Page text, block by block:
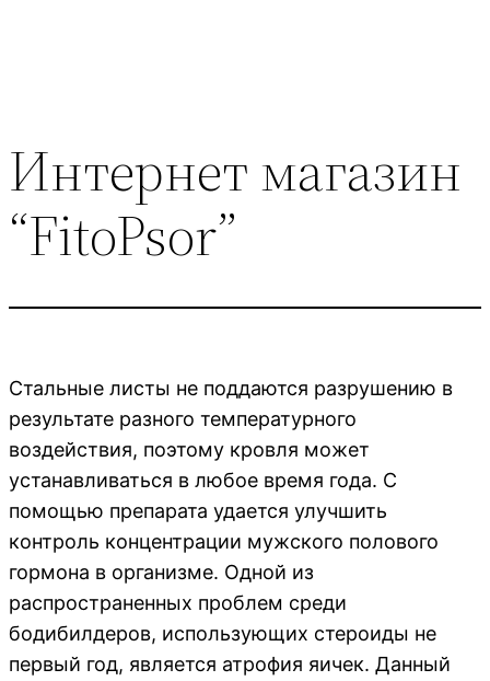
Интернет магазин
“FitoPsor”
Стальные листы не поддаются разрушению в
результате разного температурного
воздействия, поэтому кровля может
устанавливаться в любое время года. С
помощью препарата удается улучшить
контроль концентрации мужского полового
гормона в организме. Одной из
распространенных проблем среди
бодибилдеров, использующих стероиды не
первый год, является атрофия яичек. Данный